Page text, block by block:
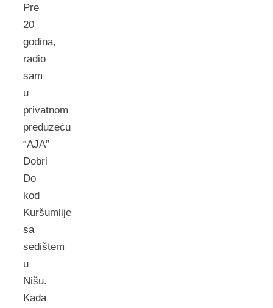
Pre
20
godina,
radio
sam
u
privatnom
preduzeću
“AJA”
Dobri
Do
kod
Kuršumlije
sa
sedištem
u
Nišu.
Kada